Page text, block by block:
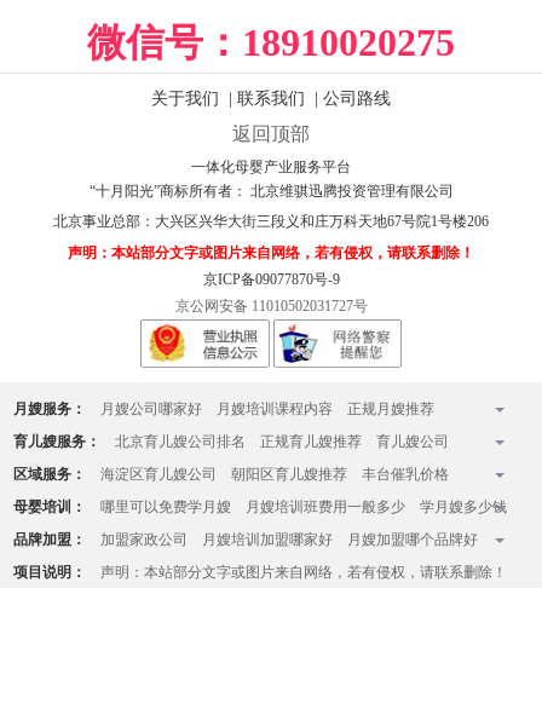
微信号： 18910020275
关于我们 | 联系我们 | 公司路线
返回顶部
一体化母婴产业服务平台
“十月阳光”商标所有者： 北京维骐迅腾投资管理有限公司
北京事业总部： 大兴区兴华大街三段义和庄万科天地67号院1号楼206
声明：本站部分文字或图片来自网络，若有侵权，请联系删除！
京ICP备09077870号-9
京公网安备 11010502031727号
月嫂服务： 月嫂公司哪家好 月嫂培训课程内容
正规月嫂推荐
全国十佳月嫂公司排名榜
月嫂收费标准
月嫂一个月多少钱
月嫂的工作内容有哪些
月嫂家政服务中心
北京知名月嫂公司
月嫂哪家好
育儿嫂服务： 北京育儿嫂公司排名 正规育儿嫂推荐
育儿嫂公司
哪家育儿嫂好
育儿嫂一般多少钱一个月
育婴师收费标准
育儿嫂价格一览表
育儿嫂工资 育儿嫂价格
请住家育儿嫂
育儿嫂一天的工作内容
区域服务： 海淀区育儿嫂公司 朝阳区育儿嫂推荐
丰台催乳价格
昌平月嫂
大兴月嫂 房山催乳师哪家好
顺义催乳师上门
立水桥月嫂公司
大望路月嫂 通州月嫂
天通苑育儿嫂公司
西三旗月嫂公司
亚运村月嫂
石景山月嫂中心
母婴培训： 哪里可以免费学月嫂 月嫂培训班费用一般多少
学月嫂多少钱
月嫂培训哪家好
学月嫂在哪里学正规
没有学历和文化能学月嫂么
学月嫂多大年龄学最好
品牌加盟： 加盟家政公司 月嫂培训加盟哪家好
月嫂加盟哪个品牌好
月嫂公司如何加盟
月嫂加盟流程和条件
项目说明： 声明：本站部分文字或图片来自网络，若有侵权，请联系删除！